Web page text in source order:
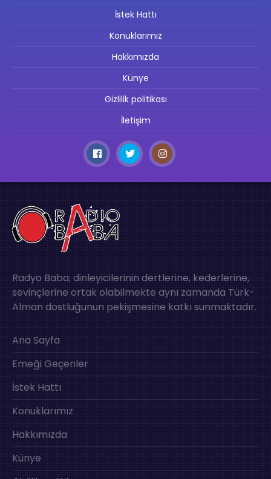
İstek Hattı
Konuklarımız
Hakkımızda
Künye
Gizlilik politikası
İletişim
Radyo Baba; dinleyicilerinin dertlerine, kederlerine,
sevinçlerine ortak olabilmekte aynı zamanda Türk-
Alman dostluğunun pekişmesine katkı sunmaktadır.
Ana Sayfa
Emeği Geçenler
İstek Hattı
Konuklarımız
Hakkımızda
Künye